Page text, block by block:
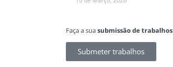
Faça a suasubmissão de trabalhos
Submeter trabalhos